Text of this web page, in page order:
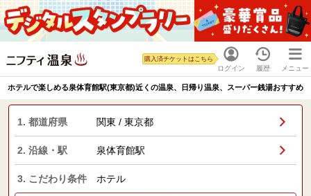
ログイン
購入済チケットはこちら
履歴 メニュー
ホテルで楽しめる泉体育館駅(東京都)近くの温泉、日帰り温泉、スーパー銭湯おすすめ
1. 都道府県 関東 / 東京都
2. 沿線・駅 泉体育館駅
3. こだわり条件 ホテル